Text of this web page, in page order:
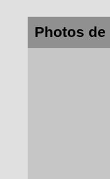
Photos de